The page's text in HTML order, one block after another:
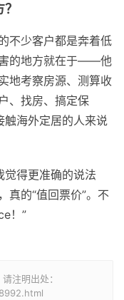
不少客户都是奔着低
的地方就在于——他
地考察房源、测算收
、找房、搞定保
海外定居的人来说
得更准确的说法
真的“值回票价”。不
！”
注明出处：